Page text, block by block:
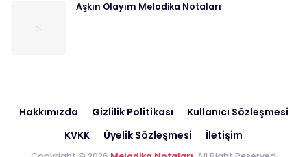
Aşkın Olayım Melodika Notaları
Hakkımızda Gizlilik Politikası
Kullanıcı Sözleşmesi
KVKK
Üyelik Sözleşmesi İletişim